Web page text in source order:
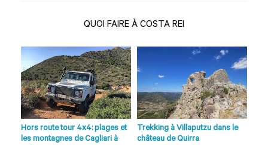
QUOI FAIRE À COSTA REI
Hors route tour 4x4: plages et
les montagnes de Cagliari à
Trekking à Villaputzu dans le
château de Quirra